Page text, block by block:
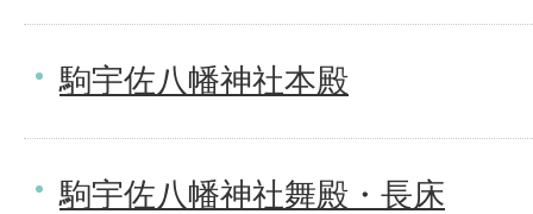
駒宇佐八幡神社本殿
駒宇佐八幡神社舞殿・長床